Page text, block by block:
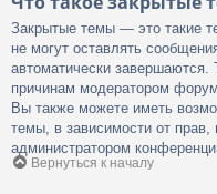
Закрытые темы — это такие
не могут оставлять
автоматически
причинам модератором
Вы также можете иметь
темы, в зависимости от
администратором
Вернуться к началу